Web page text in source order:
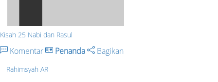
Kisah 25 Nabi dan Rasul
Komentar Penanda Bagikan
Rahimsyah AR